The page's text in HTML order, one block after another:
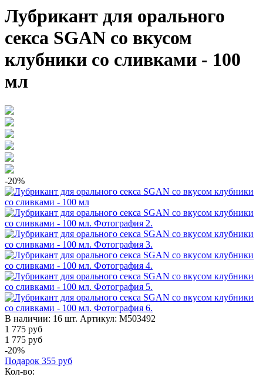
Лубрикант для орального
секса SGAN со вкусом
клубники со сливками - 100
мл
-20%
В наличии: 16 шт. Артикул: M503492
1 775 руб
1 775 руб
-20%
Подарок 355 руб
Кол-во: